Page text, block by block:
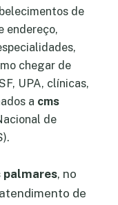
de
endereço,
chegar de
UPA, clínicas,
a cms
de
palmares, no
de